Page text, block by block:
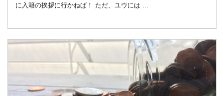
に入籍の挨拶に行かねば！ ただ、ユウには ...